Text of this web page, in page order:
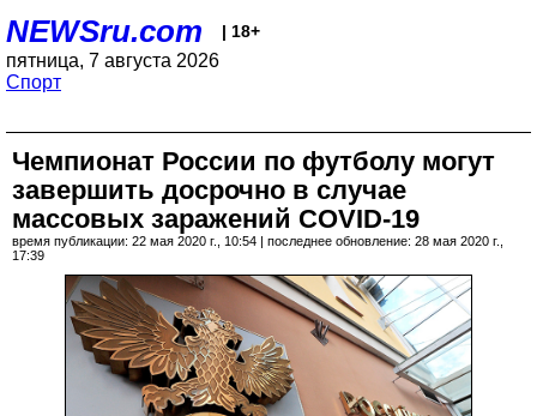
NEWSru.com | 18+
пятница, 7 августа 2026
Спорт
Чемпионат России по футболу могут
завершить досрочно в случае
массовых заражений COVID-19
время публикации: 22 мая 2020 г., 10:54 | последнее обновление: 28 мая 2020 г.,
17:39